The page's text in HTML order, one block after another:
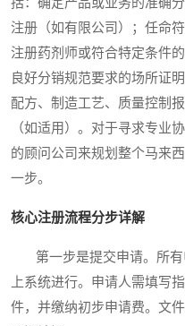
注册（如有限公司）；任命
注册药剂师或符合特定条件
良好分销规范要求的场所证
配方、制造工艺、质量控制
（如适用）。对于寻求专业
的顾问公司来规划整个马来
一步。
核心注册流程分步详解
第一步是提交申请。所有
上系统进行。申请人需填写
件，并缴纳初步申请费。文